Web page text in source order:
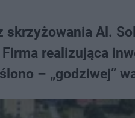
skrzyżowania Al.
realizująca
– „godziwej”